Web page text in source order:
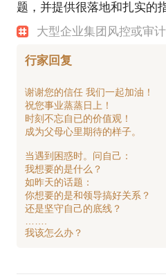
题，并提供很落地和扎实的
大型企业集团风控或审
行家回复
谢谢您的信任 我们一起加油！
祝您事业蒸蒸日上！
时刻不忘自已的价值观！
成为父母心里期待的样子。
当遇到困惑时。问自己：
我想要的是什么？
如昨天的话题：
你想要的是和领导搞好关系？
还是坚守自己的底线？
…….